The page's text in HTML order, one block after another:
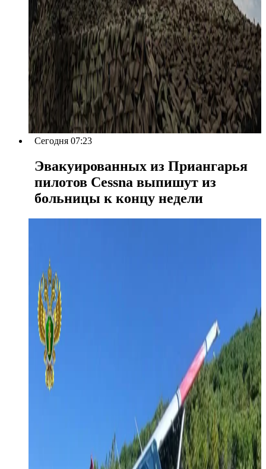
Сегодня 07:23
Эвакуированных из Приангарья
пилотов Cessna выпишут из
больницы к концу недели